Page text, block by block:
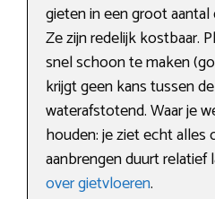
gieten in een groot
Ze zijn redelijk kostbaar.
snel schoon te maken
krijgt geen kans tussen
waterafstotend. Waar je
houden: je ziet echt
aanbrengen duurt relatief
over gietvloeren.